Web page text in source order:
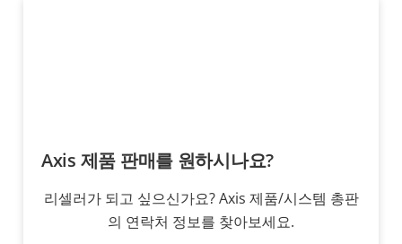
Axis 제품 판매를 원하시나요?
리셀러가 되고 싶으신가요? Axis 제품/시스템 총판
의 연락처 정보를 찾아보세요.